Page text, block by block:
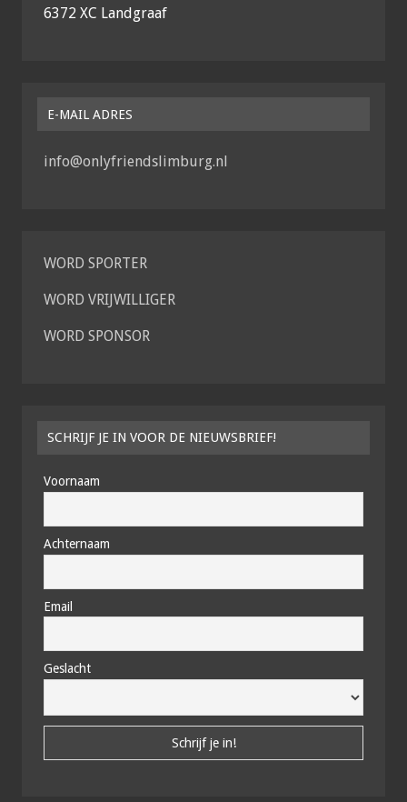
6372 XC Landgraaf
E-MAIL ADRES
info@onlyfriendslimburg.nl
WORD SPORTER
WORD VRIJWILLIGER
WORD SPONSOR
SCHRIJF JE IN VOOR DE NIEUWSBRIEF!
Voornaam
Achternaam
Email
Geslacht